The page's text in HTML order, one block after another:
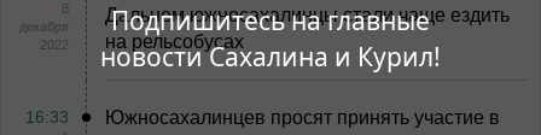
Подпишитесь на главные
новости Сахалина и Курил!
8
декабря
2022
Дальнем южносахалинцы стали чаще ездить
на рельсобусах
16:33
Южносахалинцев просят принять участие в